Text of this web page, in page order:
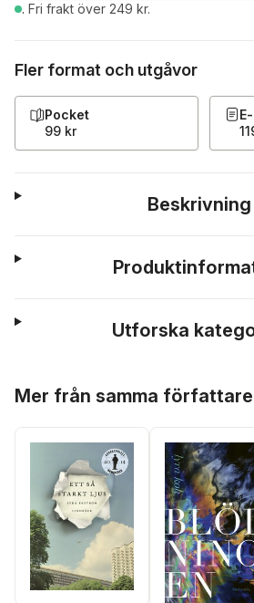
. Fri frakt över 249 kr.
Fler format och utgåvor
Pocket
99 kr
Beskrivning
Utforska
Mer från samma författare